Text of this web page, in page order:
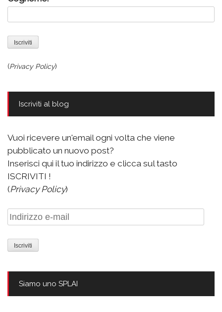
(Privacy Policy)
Iscriviti al blog
Vuoi ricevere un'email ogni volta che viene
pubblicato un nuovo post?
Inserisci qui il tuo indirizzo e clicca sul tasto
ISCRIVITI !
(Privacy Policy)
Indirizzo
e-
mail
Siamo uno SPLAI